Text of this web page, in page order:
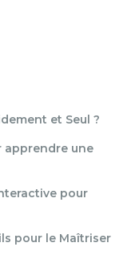
et Seul ?
apprendre une
pour
pour le Maîtriser